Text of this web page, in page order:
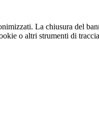
La chiusura del
o altri strumenti di